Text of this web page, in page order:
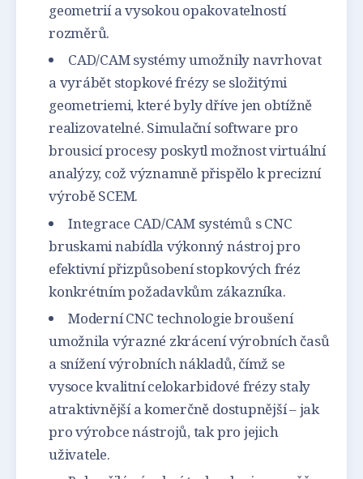
geometrií a vysokou opakovatelností
rozměrů.
CAD/CAM systémy umožnily navrhovat
a vyrábět stopkové frézy se složitými
geometriemi, které byly dříve jen obtížně
realizovatelné. Simulační software pro
brousicí procesy poskytl možnost virtuální
analýzy, což významně přispělo k precizní
výrobě SCEM.
Integrace CAD/CAM systémů s CNC
bruskami nabídla výkonný nástroj pro
efektivní přizpůsobení stopkových fréz
konkrétním požadavkům zákazníka.
Moderní CNC technologie broušení
umožnila výrazné zkrácení výrobních časů
a snížení výrobních nákladů, čímž se
vysoce kvalitní celokarbidové frézy staly
atraktivnější a komerčně dostupnější – jak
pro výrobce nástrojů, tak pro jejich
uživatele.